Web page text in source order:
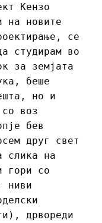
Кензо
на новите
се
студирам во
за земјата
беше
но и
воз
бев
друг свет
слика на
гори со
ниви
дрвореди